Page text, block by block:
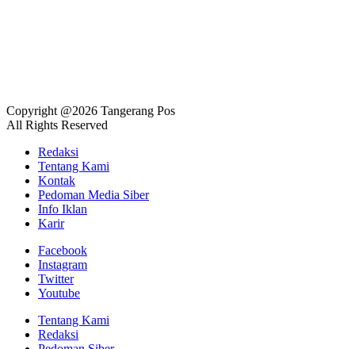
Copyright @2026 Tangerang Pos
All Rights Reserved
Redaksi
Tentang Kami
Kontak
Pedoman Media Siber
Info Iklan
Karir
Facebook
Instagram
Twitter
Youtube
Tentang Kami
Redaksi